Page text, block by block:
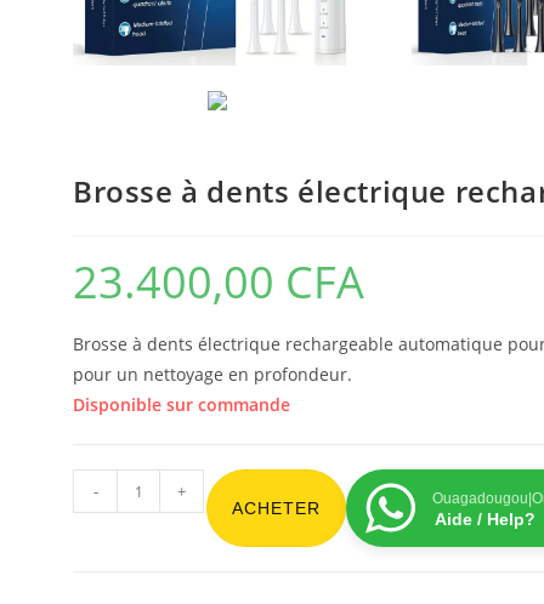
Brosse à dents électrique
23.400,00 CFA
Brosse à dents électrique rechargeable automatique
pour un nettoyage en profondeur.
Disponible sur commande
- +
ACHETER
Aide / Help?